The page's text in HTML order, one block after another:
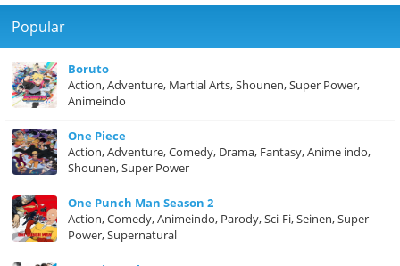
Popular
Boruto
Action, Adventure, Martial Arts, Shounen, Super Power,
Animeindo
One Piece
Action, Adventure, Comedy, Drama, Fantasy, Anime indo,
Shounen, Super Power
One Punch Man Season 2
Action, Comedy, Animeindo, Parody, Sci-Fi, Seinen, Super
Power, Supernatural